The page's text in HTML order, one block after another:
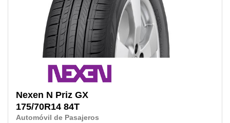
Nexen N Priz GX
175/70R14 84T
Automóvil de Pasajeros